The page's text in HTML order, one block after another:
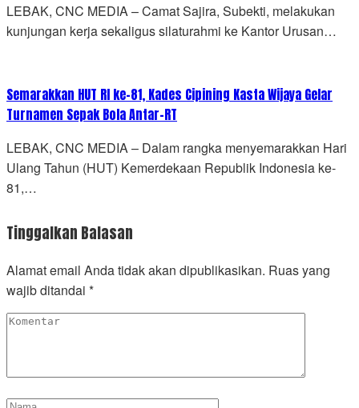
LEBAK, CNC MEDIA – Camat Sajira, Subekti, melakukan
kunjungan kerja sekaligus silaturahmi ke Kantor Urusan…
Semarakkan HUT RI ke-81, Kades Cipining Kasta Wijaya Gelar
Turnamen Sepak Bola Antar-RT
LEBAK, CNC MEDIA – Dalam rangka menyemarakkan Hari
Ulang Tahun (HUT) Kemerdekaan Republik Indonesia ke-
81,…
Tinggalkan Balasan
Alamat email Anda tidak akan dipublikasikan. Ruas yang
wajib ditandai *